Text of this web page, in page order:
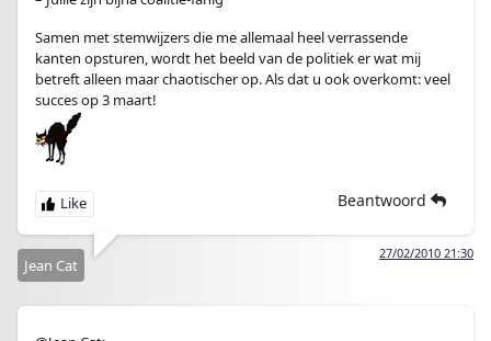
Samen met stemwijzers die me allemaal heel verrassende
kanten opsturen, wordt het beeld van de politiek er wat mij
betreft alleen maar chaotischer op. Als dat u ook overkomt: veel
succes op 3 maart!
Beantwoord
27/02/2010 21:30
Jean Cat